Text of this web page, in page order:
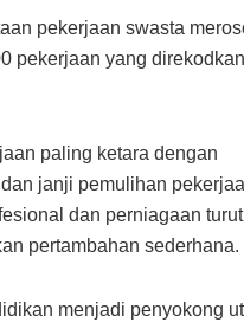
pekerjaan swasta
pekerjaan yang
paling ketara dengan
janji pemulihan
dan perniagaan
pertambahan sederhana.
menjadi penyokong